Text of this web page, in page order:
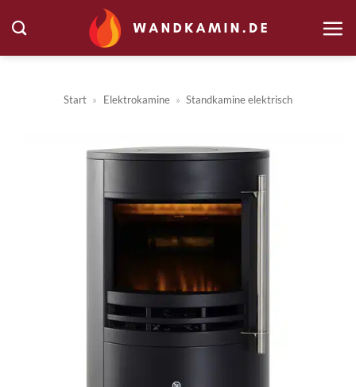
Inhalt
springen
Start » Elektrokamine » Standkamine elektrisch